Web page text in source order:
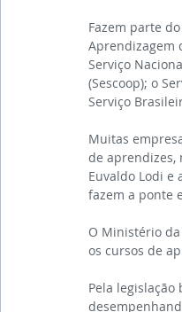
Fazem parte
Aprendizagem
Serviço
(Sescoop); o
Serviço
Muitas
de aprendizes,
Euvaldo Lodi e
fazem a ponte
O Ministério
os cursos de
Pela